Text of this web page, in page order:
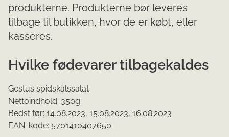
produkterne. Produkterne bør leveres
tilbage til butikken, hvor de er købt, eller
kasseres.
Hvilke fødevarer tilbagekaldes
Gestus spidskålssalat
Nettoindhold: 350g
Bedst før: 14.08.2023, 15.08.2023, 16.08.2023
EAN-kode: 5701410407650